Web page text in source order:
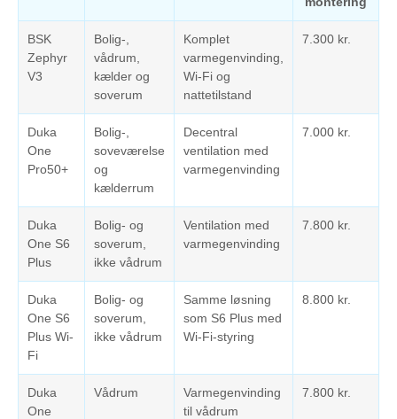
BSK
Zephyr
V3
Bolig-,
vådrum,
kælder og
soverum
Komplet
varmegenvinding,
Wi-Fi og
nattetilstand
7.300 kr.
Duka
One
Pro50+
Bolig-,
soveværelse
og
kælderrum
Decentral
ventilation med
varmegenvinding
7.000 kr.
Duka
One S6
Plus
Bolig- og
soverum,
ikke vådrum
Ventilation med
varmegenvinding
7.800 kr.
Duka
One S6
Plus Wi-
Fi
Bolig- og
soverum,
ikke vådrum
Samme løsning
som S6 Plus med
Wi-Fi-styring
8.800 kr.
Duka
One
Vådrum
Varmegenvinding
til vådrum
7.800 kr.